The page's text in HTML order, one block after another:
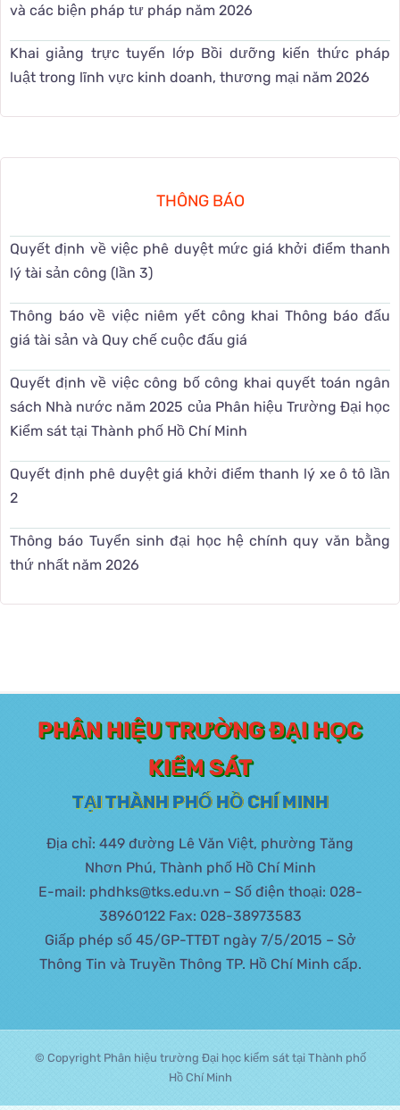
và các biện pháp tư pháp năm 2026
Khai giảng trực tuyến lớp Bồi dưỡng kiến thức pháp
luật trong lĩnh vực kinh doanh, thương mại năm 2026
THÔNG BÁO
Quyết định về việc phê duyệt mức giá khởi điểm thanh
lý tài sản công (lần 3)
Thông báo về việc niêm yết công khai Thông báo đấu
giá tài sản và Quy chế cuộc đấu giá
Quyết định về việc công bố công khai quyết toán ngân
sách Nhà nước năm 2025 của Phân hiệu Trường Đại học
Kiểm sát tại Thành phố Hồ Chí Minh
Quyết định phê duyệt giá khởi điểm thanh lý xe ô tô lần
2
Thông báo Tuyển sinh đại học hệ chính quy văn bằng
thứ nhất năm 2026
PHÂN HIỆU TRƯỜNG ĐẠI HỌC
KIỂM SÁT
TẠI THÀNH PHỐ HỒ CHÍ MINH
Địa chỉ: 449 đường Lê Văn Việt, phường Tăng
Nhơn Phú, Thành phố Hồ Chí Minh
E-mail: phdhks@tks.edu.vn – Số điện thoại: 028-
38960122 Fax: 028-38973583
Giấp phép số 45/GP-TTĐT ngày 7/5/2015 – Sở
Thông Tin và Truyền Thông TP. Hồ Chí Minh cấp.
© Copyright Phân hiệu trường Đại học kiểm sát tại Thành phố
Hồ Chí Minh